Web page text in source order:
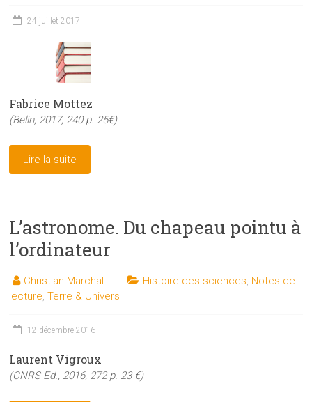
24 juillet 2017
Fabrice Mottez
(Belin, 2017, 240 p. 25€)
Lire la suite
L’astronome. Du chapeau pointu à
l’ordinateur
Christian Marchal Histoire des sciences, Notes de
lecture,Terre & Univers
12 décembre 2016
Laurent Vigroux
(CNRS Ed., 2016, 272 p. 23 €)